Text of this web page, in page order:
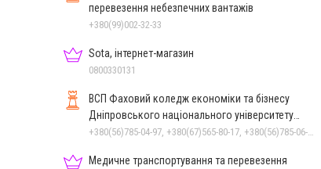
перевезення небезпечних вантажів
+380(99)002-32-33
Sota, інтернет-магазин
0800330131
ВСП Фаховий коледж економіки та бізнесу
Дніпровського національного університету
імені Олеся Гончара
Медичне транспортування та перевезення